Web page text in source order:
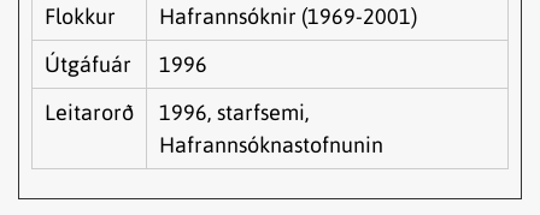
Flokkur
Hafrannsóknir (1969-2001)
Útgáfuár
1996
Leitarorð
1996, starfsemi,
Hafrannsóknastofnunin